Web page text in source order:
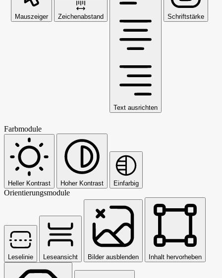
Mauszeiger Zeichenabstand
Text ausrichten
Schriftstärke
Farbmodule
Heller Kontrast Hoher Kontrast Einfarbig
Orientierungsmodule
Leselinie Leseansicht Bilder ausblenden Inhalt hervorheben